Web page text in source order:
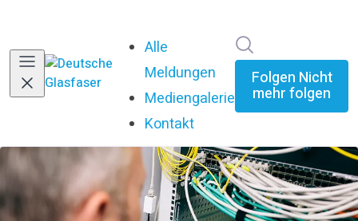
Alle
Meldungen
Mediengalerie
Kontakt
Folgen Nicht
mehr folgen